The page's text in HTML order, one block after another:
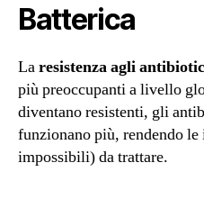
Batterica
Laresistenza agli
più preoccupanti a livello
diventano resistenti, gli
funzionano più, rendendo
impossibili) da trattare.